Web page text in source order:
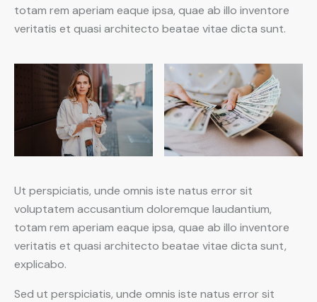
totam rem aperiam eaque ipsa, quae ab illo inventore
veritatis et quasi architecto beatae vitae dicta sunt.
Ut perspiciatis, unde omnis iste natus error sit
voluptatem accusantium doloremque laudantium,
totam rem aperiam eaque ipsa, quae ab illo inventore
veritatis et quasi architecto beatae vitae dicta sunt,
explicabo.
Sed ut perspiciatis, unde omnis iste natus error sit